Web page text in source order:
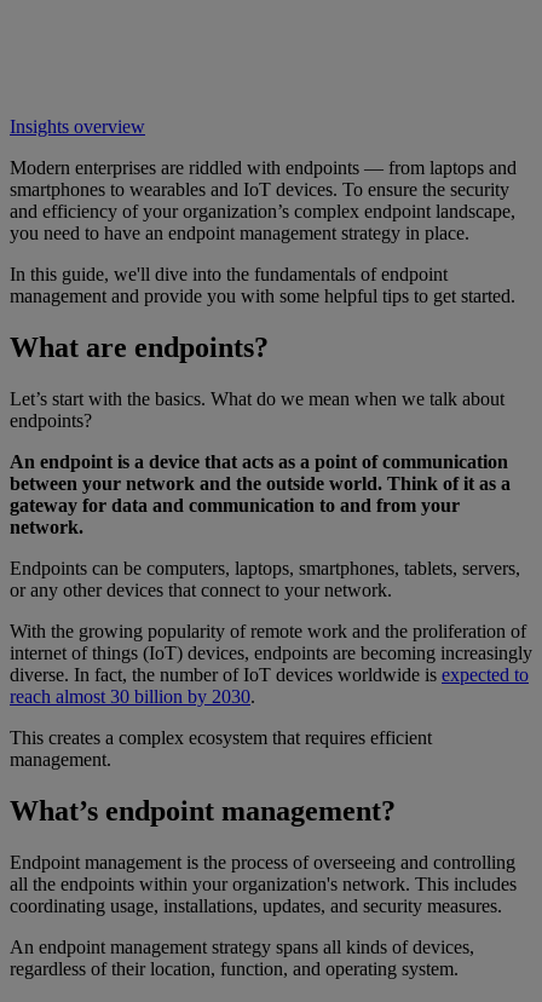
Insights overview
Modern enterprises are riddled with endpoints — from laptops and
smartphones to wearables and IoT devices. To ensure the security
and efficiency of your organization’s complex endpoint landscape,
you need to have an endpoint management strategy in place.
In this guide, we'll dive into the fundamentals of endpoint
management and provide you with some helpful tips to get started.
What are endpoints?
Let’s start with the basics. What do we mean when we talk about
endpoints?
An endpoint is a device that acts as a point of communication
between your network and the outside world. Think of it as a
gateway for data and communication to and from your
network.
Endpoints can be computers, laptops, smartphones, tablets, servers,
or any other devices that connect to your network.
With the growing popularity of remote work and the proliferation of
internet of things (IoT) devices, endpoints are becoming increasingly
diverse. In fact, the number of IoT devices worldwide is expected to
reach almost 30 billion by 2030.
This creates a complex ecosystem that requires efficient
management.
What’s endpoint management?
Endpoint management is the process of overseeing and controlling
all the endpoints within your organization's network. This includes
coordinating usage, installations, updates, and security measures.
An endpoint management strategy spans all kinds of devices,
regardless of their location, function, and operating system.